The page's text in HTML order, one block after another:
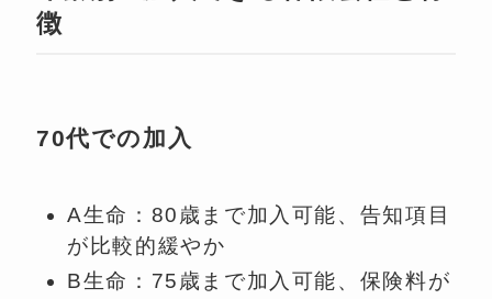
徴
70代での加入
A生命：80歳まで加入可能、告知項目
が比較的緩やか
B生命：75歳まで加入可能、保険料が